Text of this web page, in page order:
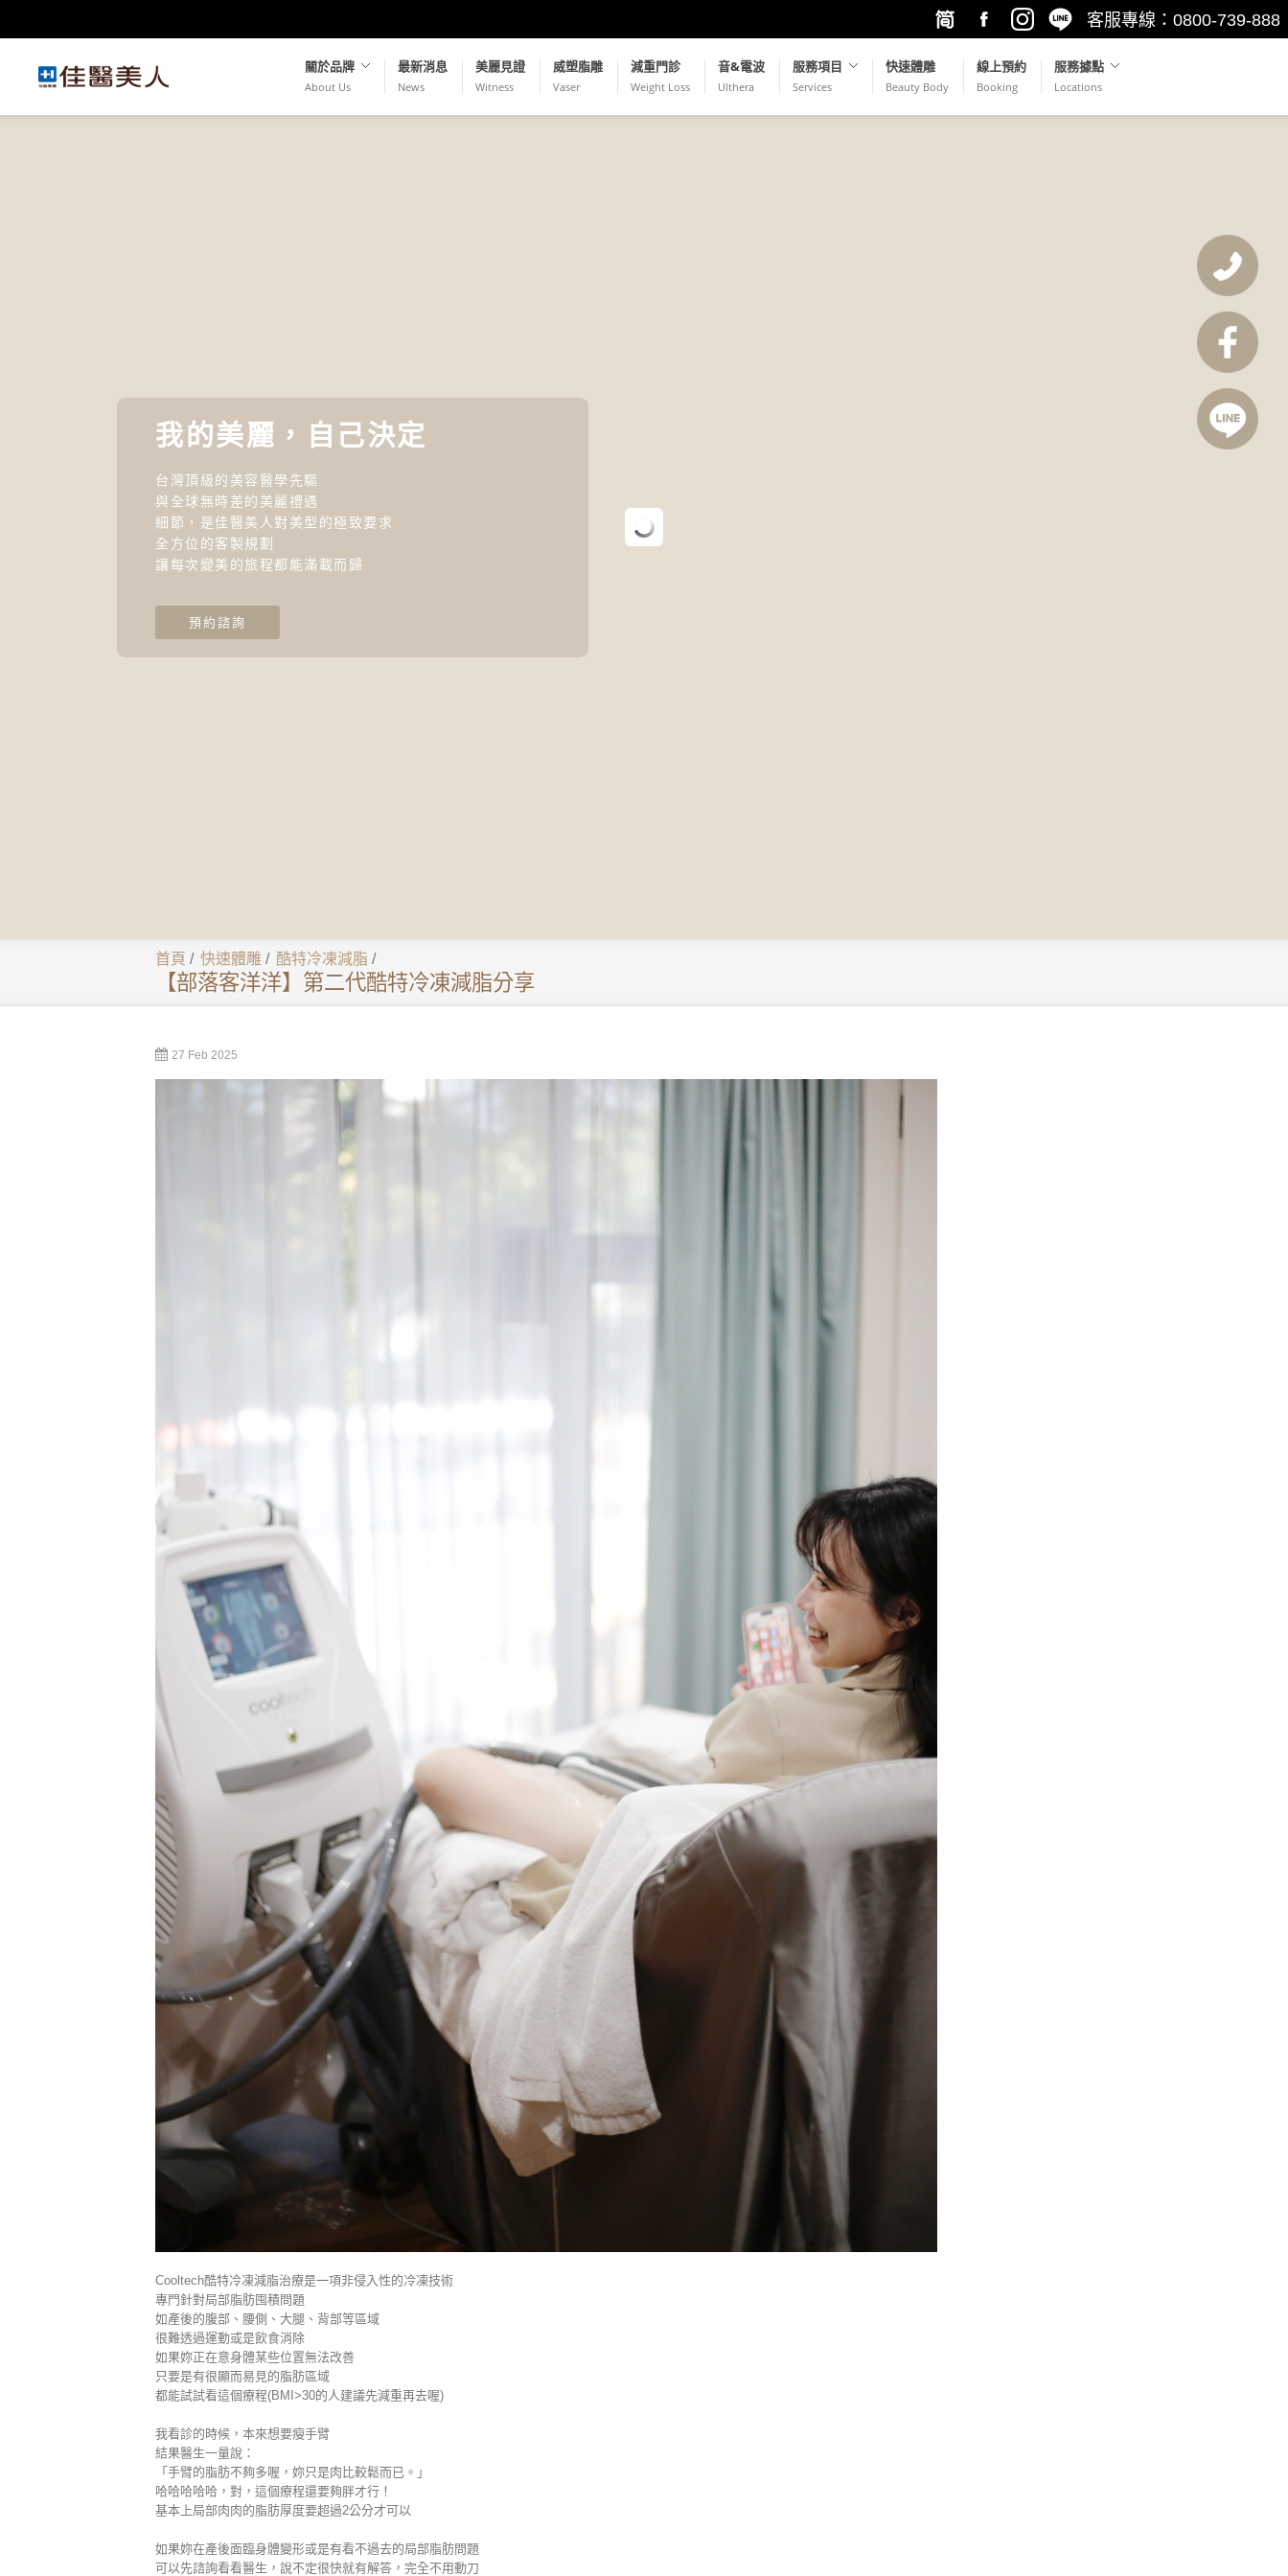
客服專線：0800-739-888
繁簡轉
換
FacebookInstagramLINE@
關於品牌
About Us
最新消息
News
美麗見證
Witness
威塑脂雕
Vaser
減重門診
Weight Loss
音&電波
Ulthera
服務項目
Services
快速體雕
Beauty Body
線上預約
Booking
服務據點
Locations
我的美麗，自己決定
台灣頂級的美容醫學先驅
與全球無時差的美麗禮遇
細節，是佳醫美人對美型的極致要求
全方位的客製規劃
讓每次變美的旅程都能滿載而歸
預約諮詢
首頁 / 快速體雕 / 酷特冷凍減脂 /
【部落客洋洋】第二代酷特冷凍減脂分享
27 Feb 2025
Cooltech酷特冷凍減脂治療是一項非侵入性的冷凍技術
專門針對局部脂肪囤積問題
如產後的腹部、腰側、大腿、背部等區域
很難透過運動或是飲食消除
如果妳正在意身體某些位置無法改善
只要是有很顯而易見的脂肪區域
都能試試看這個療程(BMI>30的人建議先減重再去喔)
我看診的時候，本來想要瘦手臂
結果醫生一量說：
「手臂的脂肪不夠多喔，妳只是肉比較鬆而已。」
哈哈哈哈哈，對，這個療程還要夠胖才行！
基本上局部肉肉的脂肪厚度要超過2公分才可以
如果妳在產後面臨身體變形或是有看不過去的局部脂肪問題
可以先諮詢看看醫生，說不定很快就有解答，完全不用動刀